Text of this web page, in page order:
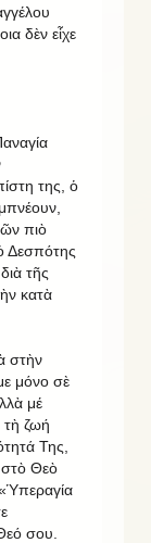
δὲν εἶχε
της, ὁ
πιὸ
Δεσπότης
τῆς
κατὰ
στὴν
μόνο σὲ
μέ
τὴ ζωή
Της,
Θεὸ
σου.